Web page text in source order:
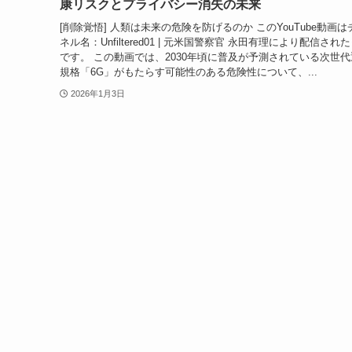
康リスクとプライバシー消失の未来
[削除覚悟] 人類は未来の危険を防げるのか このYouTube動画は
ネル名：Unfiltered01 | 元米国警察官 永田有理により配信され
です。 この動画では、2030年頃に普及が予測されている次世
規格「6G」がもたらす可能性のある危険性について、...
2026年1月3日